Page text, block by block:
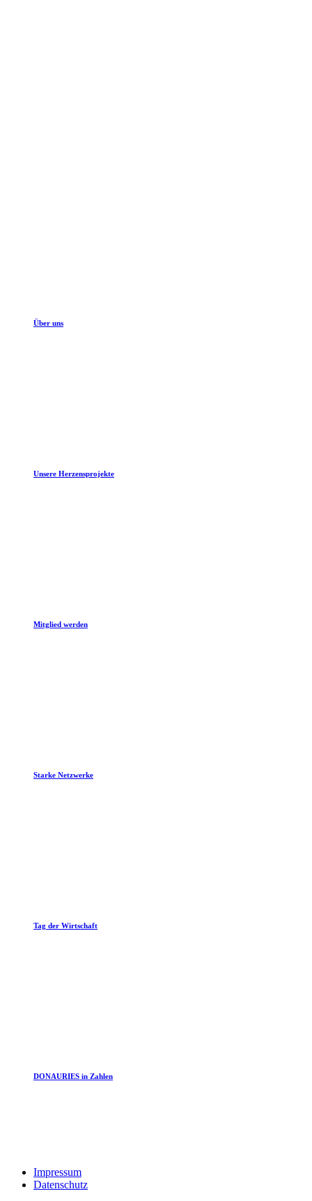
Über uns
Unsere Herzensprojekte
Mitglied werden
Starke Netzwerke
Tag der Wirtschaft
DONAURIES in Zahlen
Impressum
Datenschutz